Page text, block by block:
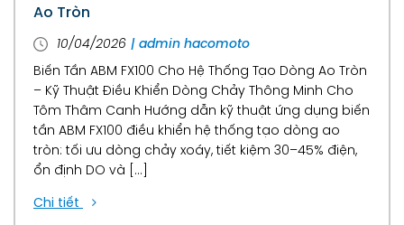
Ao Tròn
10/04/2026 | admin hacomoto
Biến Tần ABM FX100 Cho Hệ Thống Tạo Dòng Ao Tròn
– Kỹ Thuật Điều Khiển Dòng Chảy Thông Minh Cho
Tôm Thâm Canh Hướng dẫn kỹ thuật ứng dụng biến
tần ABM FX100 điều khiển hệ thống tạo dòng ao
tròn: tối ưu dòng chảy xoáy, tiết kiệm 30–45% điện,
ổn định DO và […]
Chi tiết